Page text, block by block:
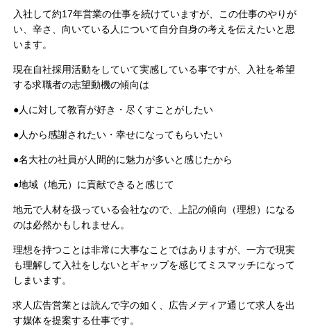
入社して約17年営業の仕事を続けていますが、この仕事のやりが
い、辛さ、向いている人について自分自身の考えを伝えたいと思
います。
現在自社採用活動をしていて実感している事ですが、入社を希望
する求職者の志望動機の傾向は
●人に対して教育が好き・尽くすことがしたい
●人から感謝されたい・幸せになってもらいたい
●名大社の社員が人間的に魅力が多いと感じたから
●地域（地元）に貢献できると感じて
地元で人材を扱っている会社なので、上記の傾向（理想）になる
のは必然かもしれません。
理想を持つことは非常に大事なことではありますが、一方で現実
も理解して入社をしないとギャップを感じてミスマッチになって
しまいます。
求人広告営業とは読んで字の如く、広告メディア通じて求人を出
す媒体を提案する仕事です。